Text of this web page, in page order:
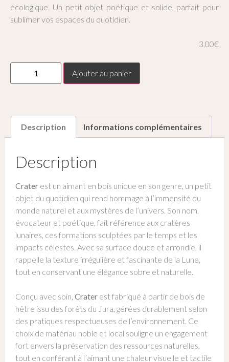
écologique. Un petit objet poétique et solide, parfait pour
sublimer vos espaces du quotidien.
3,00€
Ajouter au panier
Description Informations complémentaires
Description
Crater est un aimant en bois unique en son genre, un petit
objet du quotidien qui rend hommage à l’immensité du
monde naturel et aux mystères de l’univers. Son nom,
évocateur et poétique, fait référence aux cratères
lunaires, ces formations sculptées par le temps et les
impacts célestes. Avec sa surface douce et arrondie, il
rappelle la texture irrégulière et fascinante de la Lune,
tout en conservant une élégance sobre et naturelle.
Conçu avec soin, Crater est fabriqué à partir de bois de
hêtre issu des forêts du Jura, gérées durablement selon
des pratiques respectueuses de l’environnement. Ce
choix de matériau noble et local souligne un engagement
fort envers la préservation des ressources naturelles,
tout en conférant à l’aimant une chaleur visuelle et tactile